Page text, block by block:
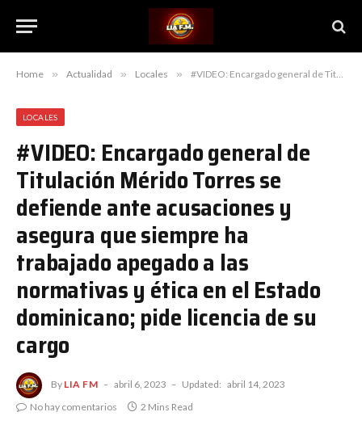
Home » Actualidad » Locales » #VIDEO: Encargado general de Titulación Mérido Torres se defiende ante acusaciones y asegura que siempre ha trabajado apegado a las normativas y ética en el Estado dominicano; pide licencia de su cargo
LOCALES
#VIDEO: Encargado general de
Titulación Mérido Torres se
defiende ante acusaciones y
asegura que siempre ha
trabajado apegado a las
normativas y ética en el Estado
dominicano; pide licencia de su
cargo
By LIA FM abril 6, 2023 Updated: abril 14, 2023
No hay comentarios
2 Mins Read